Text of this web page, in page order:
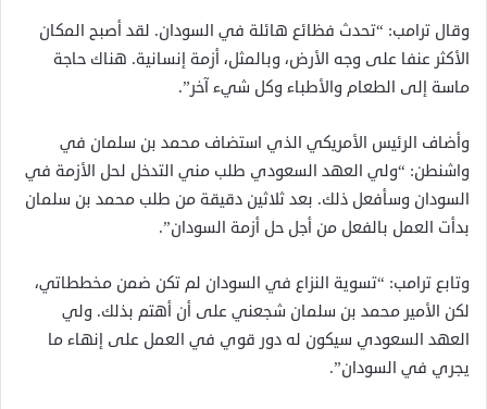
وقال ترامب: “تحدث فظائع هائلة في السودان. لقد أصبح المكان
الأكثر عنفا على وجه الأرض، وبالمثل، أزمة إنسانية. هناك حاجة
ماسة إلى الطعام والأطباء وكل شيء آخر”.
وأضاف الرئيس الأمريكي الذي استضاف محمد بن سلمان في
واشنطن: “ولي العهد السعودي طلب مني التدخل لحل الأزمة في
السودان وسأفعل ذلك. بعد ثلاثين دقيقة من طلب محمد بن سلمان
بدأت العمل بالفعل من أجل حل أزمة السودان”.
وتابع ترامب: “تسوية النزاع في السودان لم تكن ضمن مخططاتي،
لكن الأمير محمد بن سلمان شجعني على أن أهتم بذلك. ولي
العهد السعودي سيكون له دور قوي في العمل على إنهاء ما
يجري في السودان”.